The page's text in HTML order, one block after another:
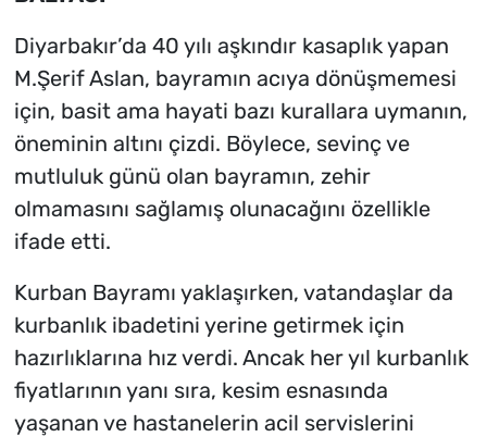
Diyarbakır’da 40 yılı aşkındır kasaplık yapan
M.Şerif Aslan, bayramın acıya dönüşmemesi
için, basit ama hayati bazı kurallara uymanın,
öneminin altını çizdi. Böylece, sevinç ve
mutluluk günü olan bayramın, zehir
olmamasını sağlamış olunacağını özellikle
ifade etti.
Kurban Bayramı yaklaşırken, vatandaşlar da
kurbanlık ibadetini yerine getirmek için
hazırlıklarına hız verdi. Ancak her yıl kurbanlık
fiyatlarının yanı sıra, kesim esnasında
yaşanan ve hastanelerin acil servislerini